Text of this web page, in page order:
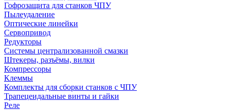
Гофрозащита для станков ЧПУ
Пылеудаление
Оптические линейки
Сервопривод
Редукторы
Системы централизованной смазки
Штекеры, разъёмы, вилки
Компрессоры
Клеммы
Комплекты для сборки станков с ЧПУ
Трапецеидальные винты и гайки
Реле